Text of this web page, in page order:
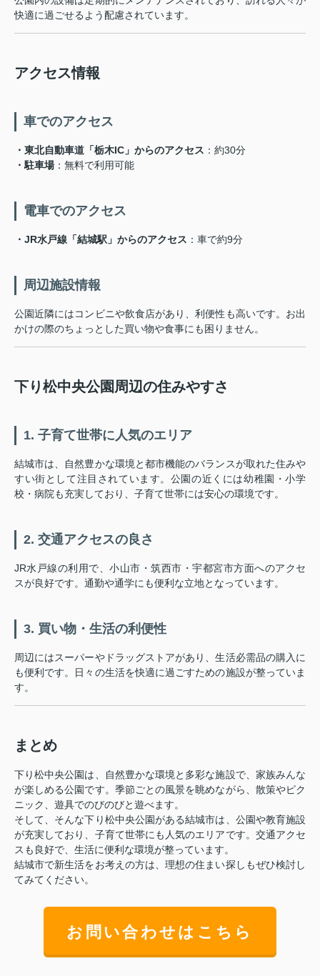
快適に過ごせるよう配慮されています。
アクセス情報
車でのアクセス
・東北自動車道「栃木IC」からのアクセス ：約30分
・ 駐車場：無料で利用可能
電車でのアクセス
・ JR水戸線「結城駅」からのアクセス ：車で約9分
周辺施設情報
公園近隣にはコンビニや飲食店があり、利便性も高いです。お出
かけの際のちょっとした買い物や食事にも困りません。
下り松中央公園周辺の住みやすさ
1. 子育て世帯に人気のエリア
結城市は、自然豊かな環境と都市機能のバランスが取れた住みや
すい街として注目されています。公園の近くには幼稚園・小学
校・病院も充実しており、子育て世帯には安心の環境です。
2. 交通アクセスの良さ
JR水戸線の利用で、小山市・筑西市・宇都宮市方面へのアクセ
スが良好です。通勤や通学にも便利な立地となっています。
3. 買い物・生活の利便性
周辺にはスーパーやドラッグストアがあり、生活必需品の購入に
も便利です。日々の生活を快適に過ごすための施設が整っていま
す。
まとめ
下り松中央公園は、自然豊かな環境と多彩な施設で、家族みんな
が楽しめる公園です。季節ごとの風景を眺めながら、散策やピク
ニック、遊具でのびのびと遊べます。
そして、そんな下り松中央公園がある結城市は、公園や教育施設
が充実しており、子育て世帯にも人気のエリアです。交通アクセ
スも良好で、生活に便利な環境が整っています。
結城市で新生活をお考えの方は、理想の住まい探しもぜひ検討し
てみてください。
お問い合わせはこちら